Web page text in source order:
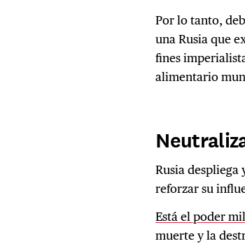
Por lo tanto,
una Rusia que
fines
alimentario
Rusia despliega
reforzar su
Está el poder
muerte y la